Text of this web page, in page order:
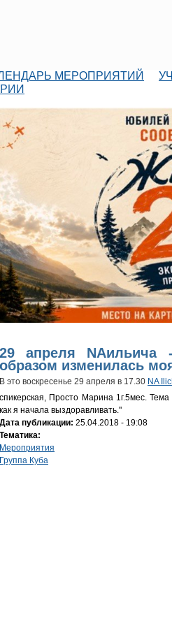
МЕРОПРИЯТИЙ
29 апреля NAильича
образом изменилась
В это воскресенье 29 апреля в 17.30 NA
спикерская, Просто Марина 1г.5мес.
как я начала выздоравливать."
Дата публикации: 25.04.2018 - 19:08
Тематика:
Мероприятия
Группа Куба